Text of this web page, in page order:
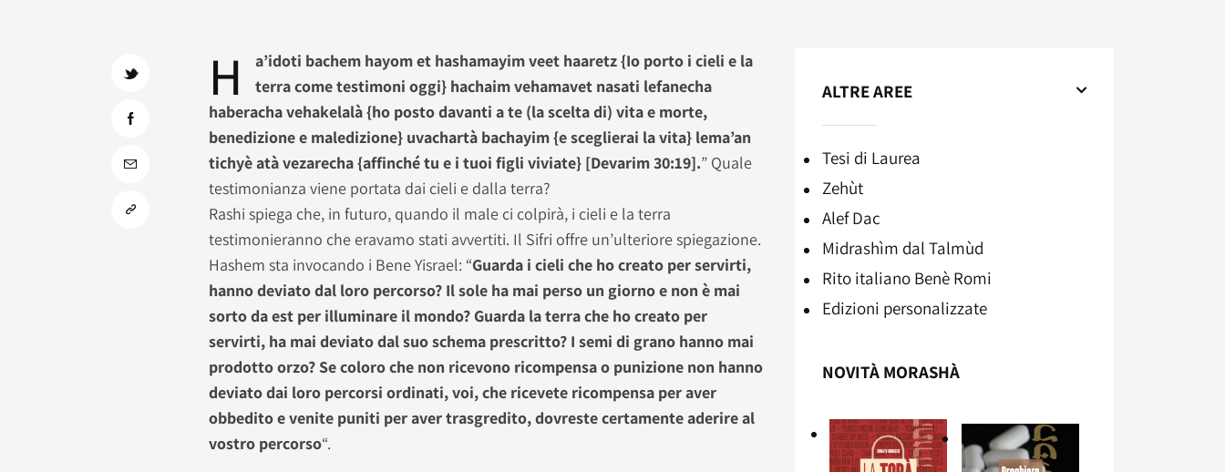
H
a’idoti bachem hayom et hashamayim veet haaretz {Io porto i cieli e la
terra come testimoni oggi} hachaim vehamavet nasati lefanecha
haberacha vehakelalà {ho posto davanti a te (la scelta di) vita e morte,
benedizione e maledizione} uvachartà bachayim {e sceglierai la vita} lema’an
tichyè atà vezarecha {affinché tu e i tuoi figli viviate} [Devarim 30:19].” Quale
testimonianza viene portata dai cieli e dalla terra?
Rashi spiega che, in futuro, quando il male ci colpirà, i cieli e la terra
testimonieranno che eravamo stati avvertiti. Il Sifri offre un’ulteriore spiegazione.
Hashem sta invocando i Bene Yisrael: “Guarda i cieli che ho creato per servirti,
hanno deviato dal loro percorso? Il sole ha mai perso un giorno e non è mai
sorto da est per illuminare il mondo? Guarda la terra che ho creato per
servirti, ha mai deviato dal suo schema prescritto? I semi di grano hanno mai
prodotto orzo? Se coloro che non ricevono ricompensa o punizione non hanno
deviato dai loro percorsi ordinati, voi, che ricevete ricompensa per aver
obbedito e venite puniti per aver trasgredito, dovreste certamente aderire al
vostro percorso“.
ALTRE AREE
Tesi di Laurea
Zehùt
Alef Dac
Midrashìm dal Talmùd
Rito italiano Benè Romi​
Edizioni personalizzate
NOVITÀ MORASHÀ